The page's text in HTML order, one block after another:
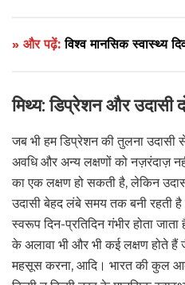
» और पढ़ें:विश्व मानसिक स्वास्थ्य
मिथ्य: डिप्रेशन और उदासी
जब भी हम डिप्रेशन की तुलना उदासी
अवधि और अन्य लक्षणों को नज़रंदाज़
का एक लक्षण हो सकती है, लेकिन
उदासी बेहद लंबे समय तक बनी रहती है
स्वरूप दिन-प्रतिदिन गंभीर होता
के अलावा भी और भी कई लक्षण होते हैं
महसूस करना, आदि। भारत की कुल